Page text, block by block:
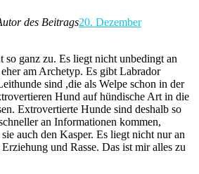
des Beitrags20. Dezember
so ganz zu. Es liegt nicht unbedingt an
eher am Archetyp. Es gibt Labrador
sind ,die als Welpe schon in der
Hund auf hündische Art in die
Extrovertierte Hunde sind deshalb so
an Informationen kommen,
auch den Kasper. Es liegt nicht nur an
und Rasse. Das ist mir alles zu